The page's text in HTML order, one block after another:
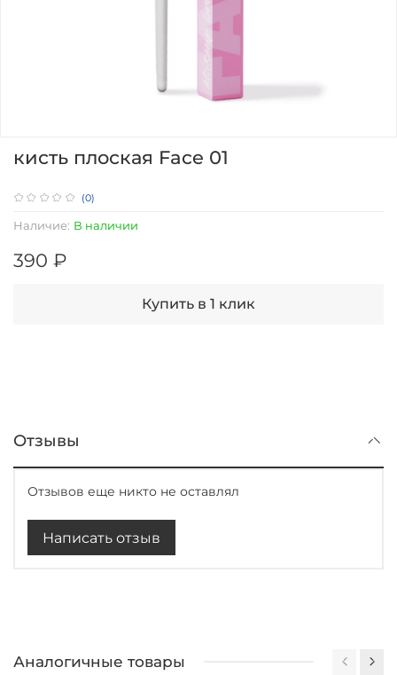
(0)
Наличие: В наличии
кисть плоская Face 01
390 ₽
Купить в 1 клик
Отзывы
Отзывов еще никто не оставлял
Написать отзыв
Аналогичные товары